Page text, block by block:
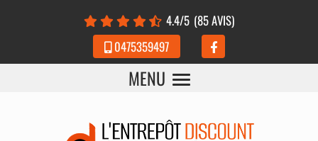
4.4/5 (85 AVIS)
0475359497
MENU